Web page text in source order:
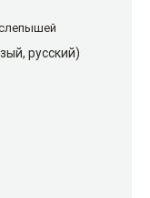
слепышей
русский)